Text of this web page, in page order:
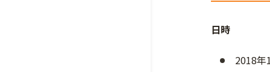
日時
2018年